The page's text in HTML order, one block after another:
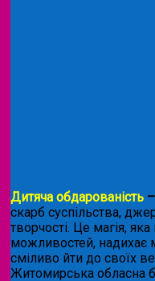
Дитяча обдарованість –
скарб суспільства,
творчості. Це магія,
можливостей, надихає
сміливо йти до своїх
Житомирська обласна